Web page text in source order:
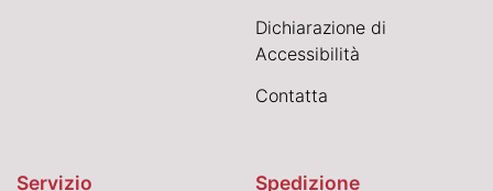
Dichiarazione di
Accessibilità
Contatta
Servizio Spedizione